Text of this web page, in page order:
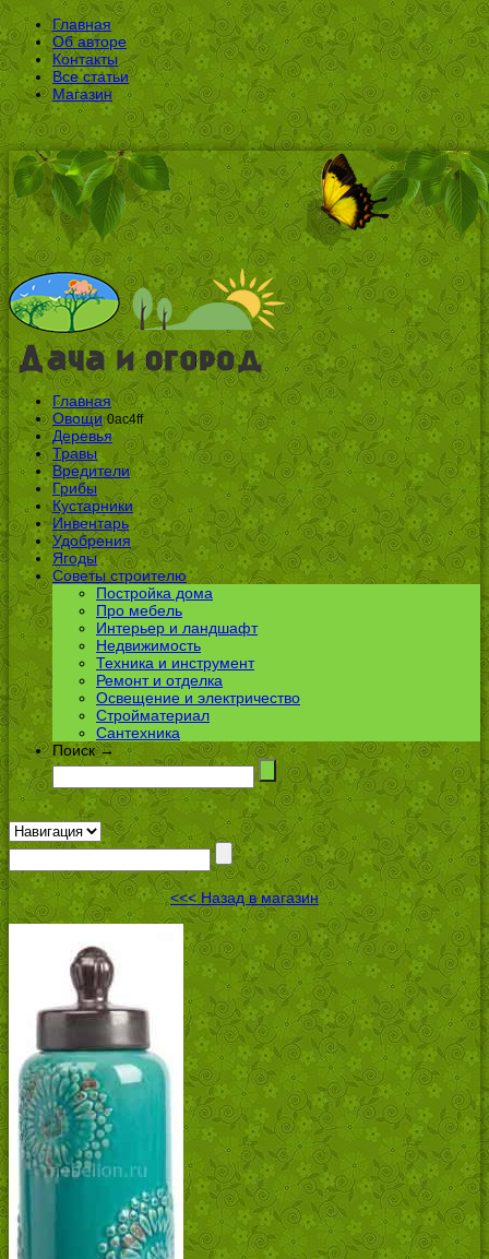
Главная
Об авторе
Контакты
Все статьи
Магазин
Главная
Овощи 0ac4ff
Деревья
Травы
Вредители
Грибы
Кустарники
Инвентарь
Удобрения
Ягоды
Советы строителю
Постройка дома
Про мебель
Интерьер и ландшафт
Недвижимость
Техника и инструмент
Ремонт и отделка
Освещение и электричество
Стройматериал
Сантехника
Поиск →
<<< Назад в магазин